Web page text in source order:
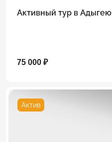
Активный тур в Адыгею
75 000 ₽
Актив